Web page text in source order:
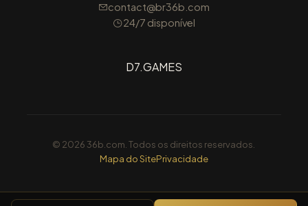
contact@br36b.com
24/7 disponível
D7.GAMES
© 2026 36b.com. Todos os direitos reservados.
Mapa do SitePrivacidade